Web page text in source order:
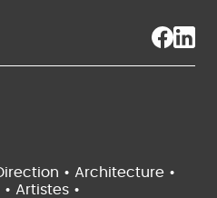
• Architecture •
Artistes •